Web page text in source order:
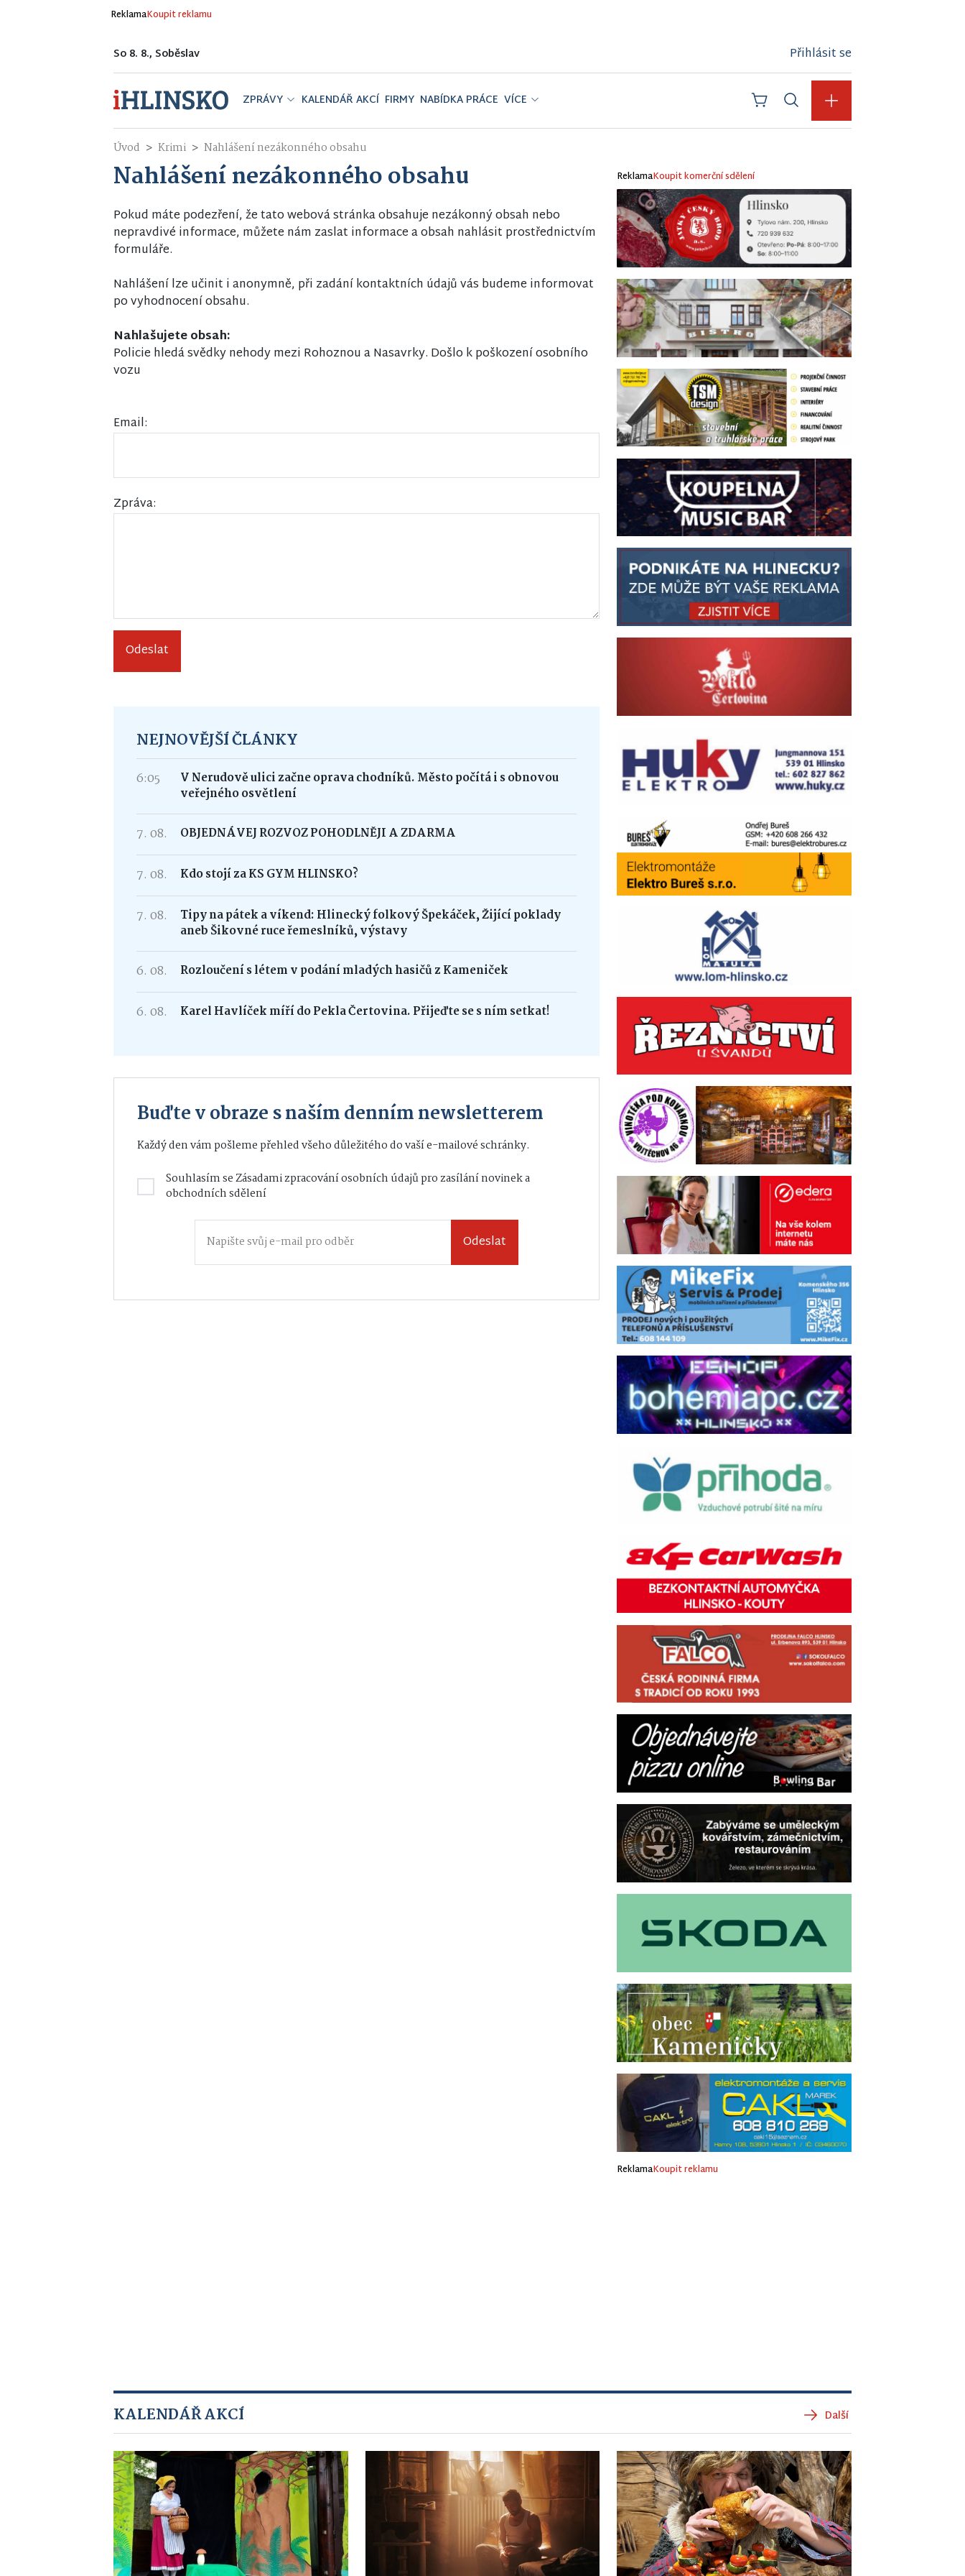
ReklamaKoupit reklamu
So 8. 8., Soběslav Přihlásit se
ZPRÁVY KALENDÁŘ AKCÍ FIRMY NABÍDKA PRÁCE VÍCE
Úvod Krimi Nahlášení nezákonného obsahu
Nahlášení nezákonného obsahu
Pokud máte podezření, že tato webová stránka obsahuje nezákonný obsah nebo
nepravdivé informace, můžete nám zaslat informace a obsah nahlásit prostřednictvím
formuláře.
Nahlášení lze učinit i anonymně, při zadání kontaktních údajů vás budeme informovat
po vyhodnocení obsahu.
Nahlašujete obsah:
Policie hledá svědky nehody mezi Rohoznou a Nasavrky. Došlo k poškození osobního
vozu
Email:
Zpráva:
Odeslat
NEJNOVĚJŠÍ ČLÁNKY
6:05
V Nerudově ulici začne oprava chodníků. Město počítá i s obnovou
veřejného osvětlení
7. 08. OBJEDNÁVEJ ROZVOZ POHODLNĚJI A ZDARMA
7. 08. Kdo stojí za KS GYM HLINSKO?
7. 08.
Tipy na pátek a víkend: Hlinecký folkový Špekáček, Žijící poklady
aneb Šikovné ruce řemeslníků, výstavy
6. 08. Rozloučení s létem v podání mladých hasičů z Kameniček
6. 08. Karel Havlíček míří do Pekla Čertovina. Přijeďte se s ním setkat!
Buďte v obraze s naším denním newsletterem
Každý den vám pošleme přehled všeho důležitého do vaší e-mailové schránky.
Souhlasím seZásadami zpracování osobních údajůpro zasílání novinek a
obchodních sdělení
Odeslat
ReklamaKoupit komerční sdělení
ReklamaKoupit reklamu
KALENDÁŘ AKCÍ Další